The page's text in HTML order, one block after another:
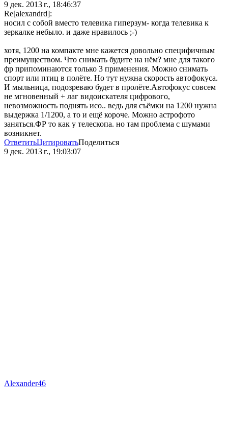
9 дек. 2013 г., 18:46:37
Re[alexandrd]:
носил с собой вместо телевика гиперзум- когда телевика к
зеркалке небыло. и даже нравилось ;-)
хотя, 1200 на компакте мне кажется довольно специфичным
преимуществом. Что снимать будите на нём? мне для такого
фр припоминаются только 3 применения. Можно снимать
спорт или птиц в полёте. Но тут нужна скорость автофокуса.
И мыльница, подозреваю будет в пролёте.Автофокус совсем
не мгновенный + лаг видоискателя цифрового,
невозможность поднять исо.. ведь для съёмки на 1200 нужна
выдержка 1/1200, а то и ещё короче. Можно астрофото
заняться.ФР то как у телескопа. но там проблема с шумами
возникнет.
ОтветитьЦитироватьПоделиться
9 дек. 2013 г., 19:03:07
Alexander46